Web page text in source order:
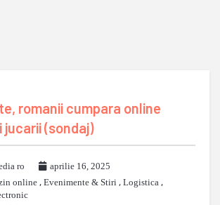
romanii cumpara online
jucarii (sondaj)
ro
aprilie 16, 2025
online , Evenimente & Stiri , Logistica ,